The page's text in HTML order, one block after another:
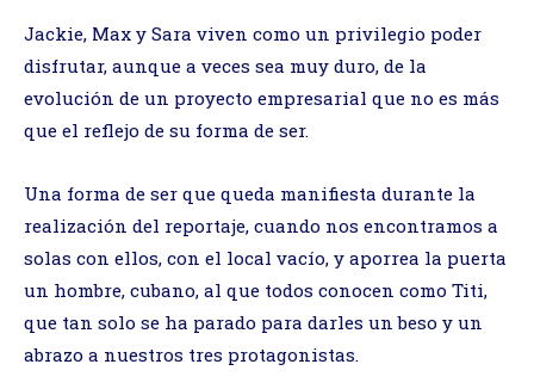
Jackie, Max y Sara viven como un privilegio poder
disfrutar, aunque a veces sea muy duro, de la
evolución de un proyecto empresarial que no es más
que el reflejo de su forma de ser.
Una forma de ser que queda manifiesta durante la
realización del reportaje, cuando nos encontramos a
solas con ellos, con el local vacío, y aporrea la puerta
un hombre, cubano, al que todos conocen como Titi,
que tan solo se ha parado para darles un beso y un
abrazo a nuestros tres protagonistas.